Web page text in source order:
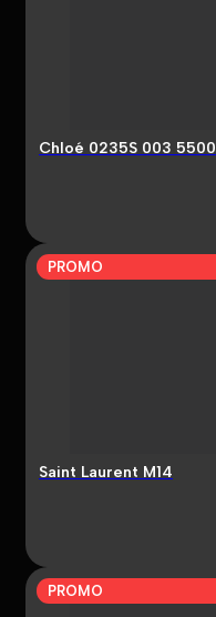
Chloé 0235S 003 5500
PROMO
Saint Laurent M14
PROMO